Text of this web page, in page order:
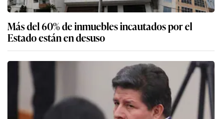
Más del 60% de inmuebles incautados por el
Estado están en desuso